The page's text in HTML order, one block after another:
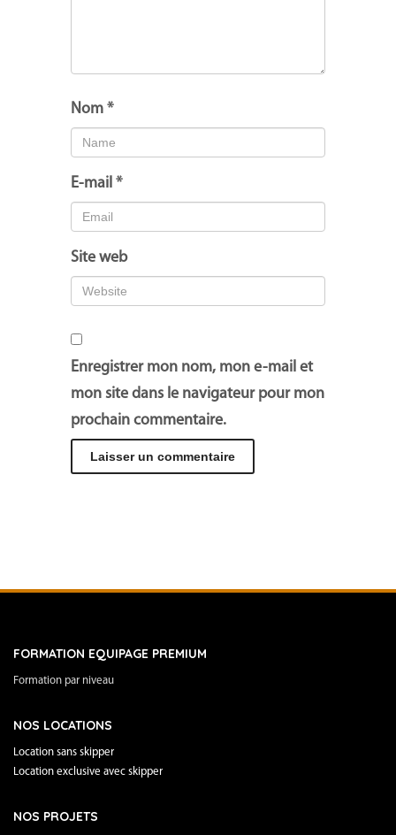
Nom *
E-mail *
Site web
Enregistrer mon nom, mon e-mail et
mon site dans le navigateur pour mon
prochain commentaire.
FORMATION EQUIPAGE PREMIUM
Formation par niveau
NOS LOCATIONS
Location sans skipper
Location exclusive avec skipper
NOS PROJETS